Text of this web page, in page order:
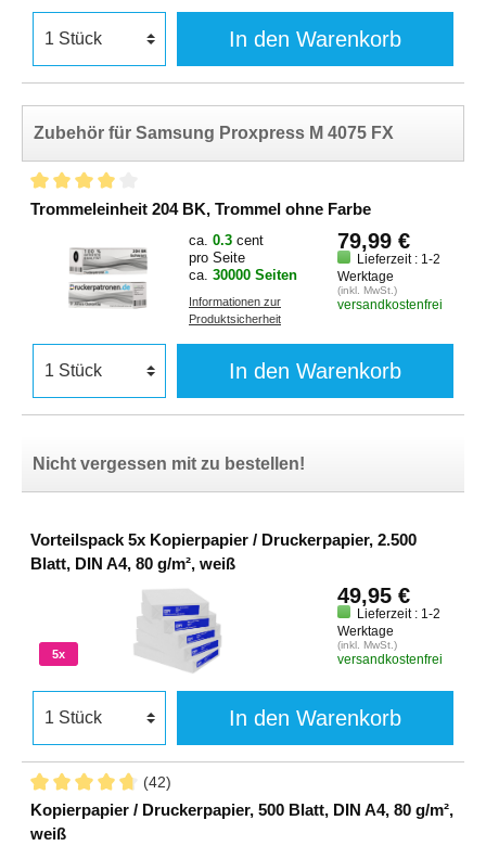
In den Warenkorb
Zubehör für Samsung Proxpress M 4075 FX
Trommeleinheit 204 BK, Trommel ohne Farbe
ca. 0.3 cent
pro Seite
ca. 30000 Seiten
Informationen zur
Produktsicherheit
79,99 €
Lieferzeit : 1-2
Werktage
(inkl. MwSt.)
versandkostenfrei
In den Warenkorb
Nicht vergessen mit zu bestellen!
Vorteilspack 5x Kopierpapier / Druckerpapier, 2.500
Blatt, DIN A4, 80 g/m², weiß
5x
49,95 €
Lieferzeit : 1-2
Werktage
(inkl. MwSt.)
versandkostenfrei
In den Warenkorb
(42)
Kopierpapier / Druckerpapier, 500 Blatt, DIN A4, 80 g/m²,
weiß